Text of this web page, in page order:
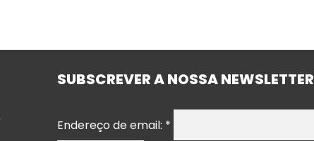
SUBSCREVER A NOSSA NEWSLETTER
Endereço de email: *